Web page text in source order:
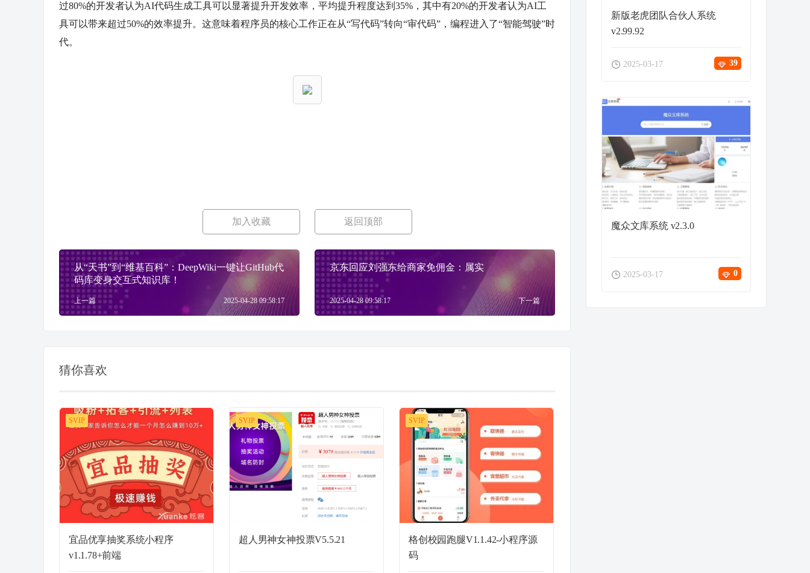
过80%的开发者认为AI代码生成工具可以显著提升开发效率，平均提升程度达到35%，其中有20%的开发者认为AI工
具可以带来超过50%的效率提升。这意味着程序员的核心工作正在从“写代码”转向“审代码”，编程进入了“智能驾驶”时
代。
加入收藏 返回顶部
从“天书”到“维基百科”：DeepWiki一键让GitHub代
码库变身交互式知识库！
上一篇 2025-04-28 09:58:17
京东回应刘强东给商家免佣金：属实
下一篇
2025-04-28 09:58:17
猜你喜欢
SVIP
宜品优享抽奖系统小程序
v1.1.78+前端
SVIP
超人男神女神投票V5.5.21
SVIP
格创校园跑腿V1.1.42-小程序源
码
新版老虎团队合伙人系统
v2.99.92
2025-03-17 39
魔众文库系统 v2.3.0
2025-03-17 0